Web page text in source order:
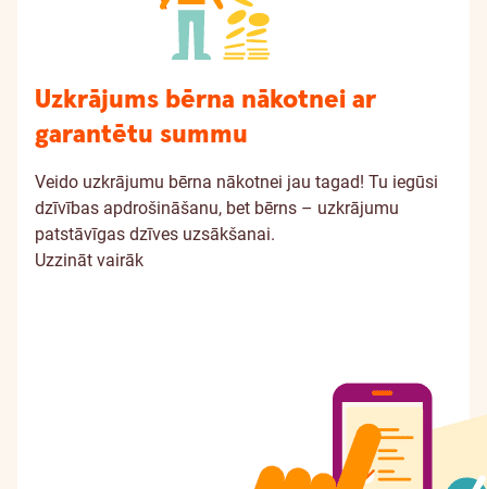
Uzkrājums bērna nākotnei ar
garantētu summu
Veido uzkrājumu bērna nākotnei jau tagad! Tu iegūsi
dzīvības apdrošināšanu, bet bērns – uzkrājumu
patstāvīgas dzīves uzsākšanai.
Uzzināt vairāk